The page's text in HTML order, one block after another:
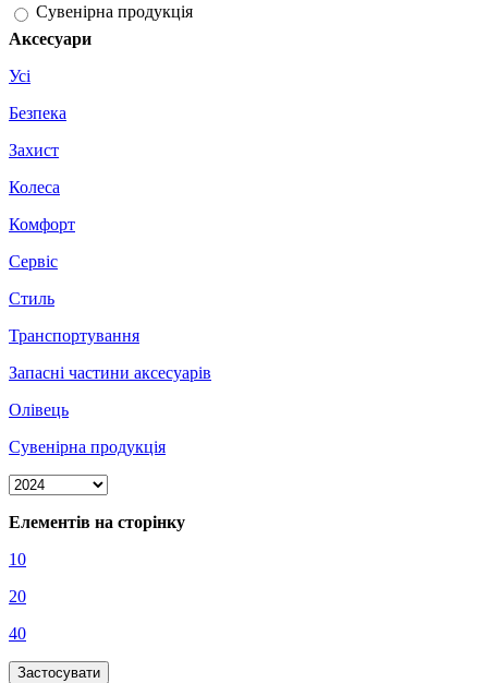
Сувенірна продукція
Аксесуари
Усі
Безпека
Захист
Колеса
Комфорт
Сервіс
Стиль
Транспортування
Запасні частини аксесуарів
Олівець
Сувенірна продукція
Елементів на сторінку
10
20
40